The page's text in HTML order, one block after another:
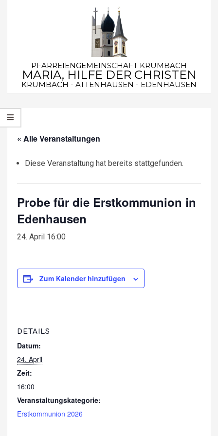
PFARREIENGEMEINSCHAFT KRUMBACH
MARIA, HILFE DER CHRISTEN
KRUMBACH - ATTENHAUSEN - EDENHAUSEN
Secondary
Navigation
« Alle Veranstaltungen
Diese Veranstaltung hat bereits stattgefunden.
Probe für die Erstkommunion in
Edenhausen
24. April 16:00
Zum Kalender hinzufügen
DETAILS
Datum:
24. April
Zeit:
16:00
Veranstaltungskategorie:
Erstkommunion 2026